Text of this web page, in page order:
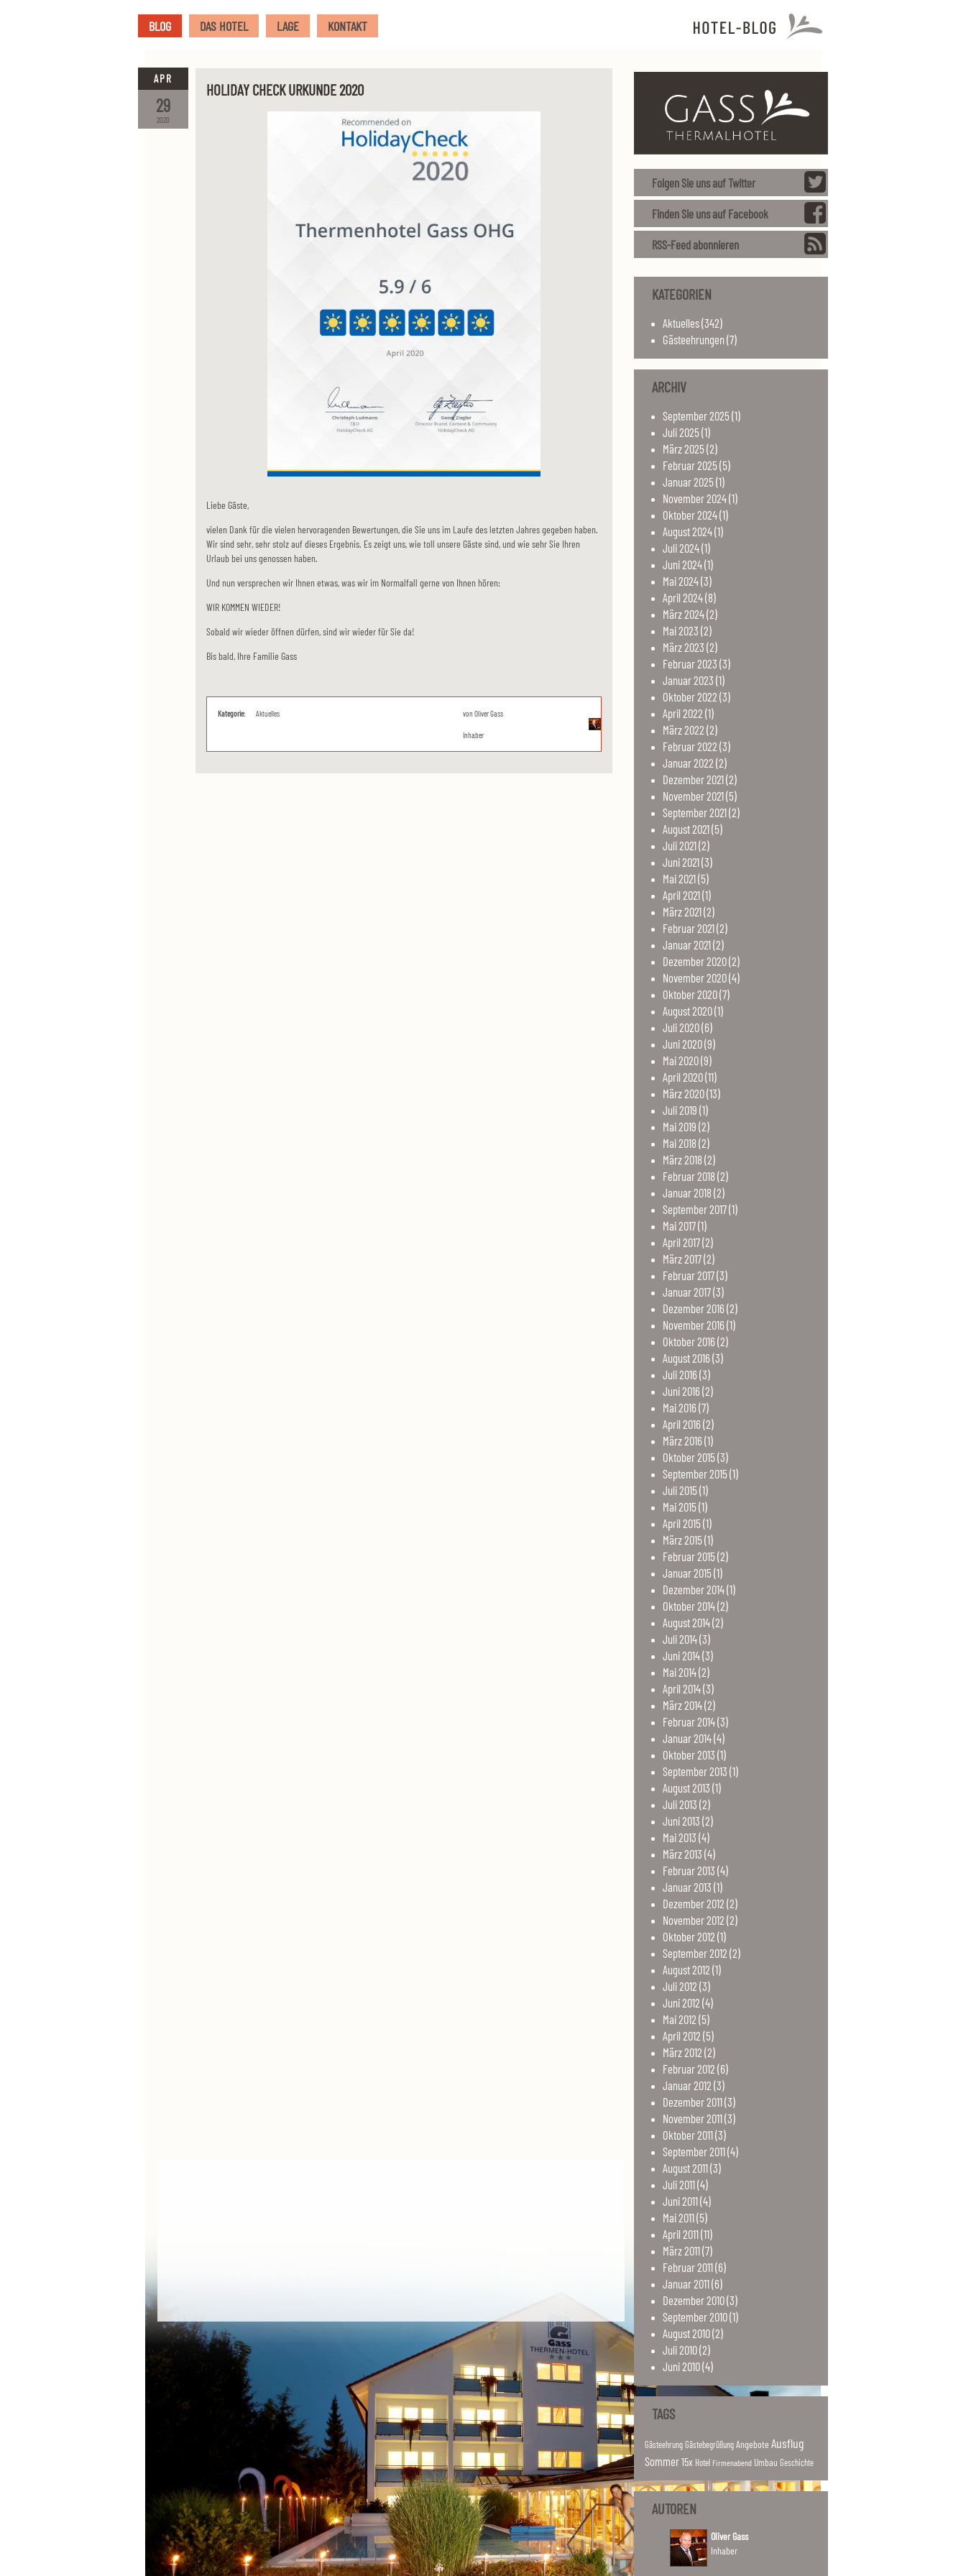
Folgen Sie uns auf Twitter
Finden Sie uns auf Facebook
RSS-Feed abonnieren
BLOG DAS HOTEL LAGE KONTAKT
HOLIDAY CHECK URKUNDE 2020
2020
29
APR
Liebe Gäste,
vielen Dank für die vielen hervoragenden Bewertungen, die Sie uns im Laufe des letzten Jahres gegeben haben.
Wir sind sehr, sehr stolz auf dieses Ergebnis. Es zeigt uns, wie toll unsere Gäste sind, und wie sehr Sie Ihren
Urlaub bei uns genossen haben.
Und nun versprechen wir Ihnen etwas, was wir im Normalfall gerne von Ihnen hören:
WIR KOMMEN WIEDER!
Sobald wir wieder öffnen dürfen, sind wir wieder für Sie da!
Bis bald, Ihre Familie Gass
Kategorie: Aktuelles von Oliver Gass
Inhaber
KATEGORIEN
Aktuelles(342)
Gästeehrungen (7)
ARCHIV
September2025(1)
Juli2025(1)
März2025(2)
Februar2025(5)
Januar2025(1)
November2024(1)
Oktober2024(1)
August2024(1)
Juli2024(1)
Juni2024(1)
Mai2024(3)
April 2024(8)
März2024(2)
Mai2023 (2)
März2023 (2)
Februar2023 (3)
Januar2023 (1)
Oktober2022 (3)
April 2022 (1)
März2022 (2)
Februar2022 (3)
Januar2022 (2)
Dezember2021(2)
November2021(5)
September2021(2)
August2021(5)
Juli2021(2)
Juni2021(3)
Mai2021(5)
April 2021(1)
März2021(2)
Februar2021(2)
Januar2021(2)
Dezember2020(2)
November2020(4)
Oktober2020(7)
August2020(1)
Juli2020(6)
Juni2020(9)
Mai2020(9)
April 2020(11)
März2020(13)
Juli2019 (1)
Mai2019 (2)
Mai2018 (2)
März2018 (2)
Februar2018 (2)
Januar2018 (2)
September2017(1)
Mai2017(1)
April 2017(2)
März2017(2)
Februar2017(3)
Januar2017(3)
Dezember2016(2)
November2016(1)
Oktober2016(2)
August2016(3)
Juli2016(3)
Juni2016(2)
Mai2016(7)
April 2016(2)
März2016(1)
Oktober2015(3)
September2015(1)
Juli2015(1)
Mai2015(1)
April 2015(1)
März2015(1)
Februar2015(2)
Januar2015(1)
Dezember2014(1)
Oktober2014(2)
August2014(2)
Juli2014(3)
Juni2014(3)
Mai2014(2)
April 2014(3)
März2014(2)
Februar2014(3)
Januar2014(4)
Oktober2013 (1)
September2013 (1)
August2013 (1)
Juli2013 (2)
Juni2013 (2)
Mai2013 (4)
März2013 (4)
Februar2013 (4)
Januar2013 (1)
Dezember2012 (2)
November2012 (2)
Oktober2012 (1)
September2012 (2)
August2012 (1)
Juli2012 (3)
Juni2012 (4)
Mai2012 (5)
April 2012 (5)
März2012 (2)
Februar2012 (6)
Januar2012 (3)
Dezember2011(3)
November2011(3)
Oktober2011(3)
September2011(4)
August2011(3)
Juli2011(4)
Juni2011(4)
Mai2011(5)
April 2011(11)
März2011(7)
Februar2011(6)
Januar2011(6)
Dezember2010(3)
September2010(1)
August2010(2)
Juli2010(2)
Juni2010(4)
TAGS
Gästeehrung Gästebegrüßung Angebote Ausflug
Sommer15x Hotel Firmenabend Umbau Geschichte
AUTOREN
Oliver Gass
Inhaber